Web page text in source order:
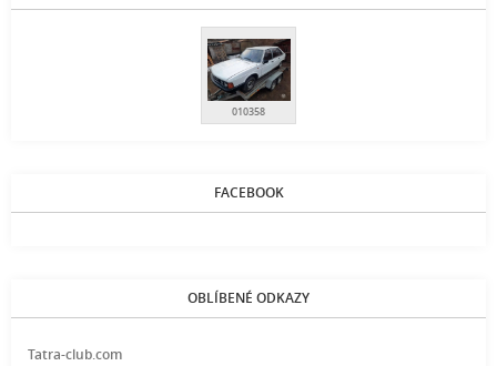
010358
FACEBOOK
OBLÍBENÉ ODKAZY
Tatra-club.com